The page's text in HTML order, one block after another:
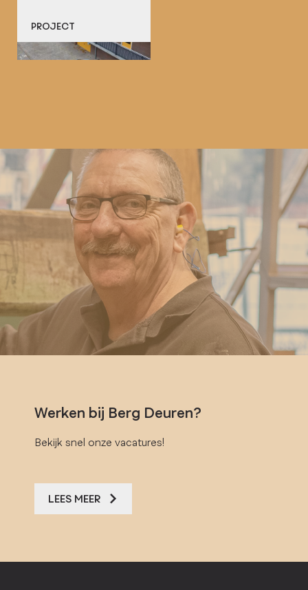
PROJECT
Werken bij Berg Deuren?
Bekijk snel onze vacatures!
LEES MEER